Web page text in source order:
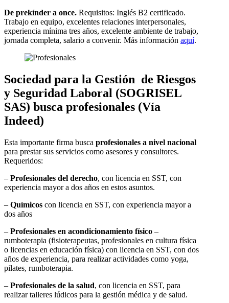
De prekínder a once. Requisitos: Inglés B2 certificado.
Trabajo en equipo, excelentes relaciones interpersonales,
experiencia mínima tres años, excelente ambiente de trabajo,
jornada completa, salario a convenir. Más información aquí.
Sociedad para la Gestión de Riesgos
y Seguridad Laboral (SOGRISEL
SAS) busca profesionales (Vía
Indeed)
Esta importante firma busca profesionales a nivel nacional
para prestar sus servicios como asesores y consultores.
Requeridos:
– Profesionales del derecho, con licencia en SST, con
experiencia mayor a dos años en estos asuntos.
– Químicos con licencia en SST, con experiencia mayor a
dos años
– Profesionales en acondicionamiento físico –
rumboterapia (fisioterapeutas, profesionales en cultura física
o licencias en educación física) con licencia en SST, con dos
años de experiencia, para realizar actividades como yoga,
pilates, rumboterapia.
– Profesionales de la salud, con licencia en SST, para
realizar talleres lúdicos para la gestión médica y de salud.